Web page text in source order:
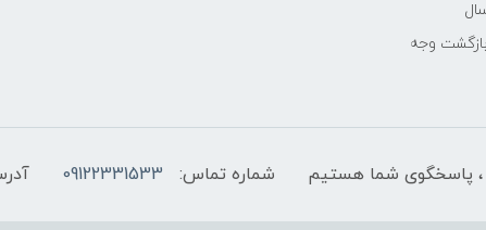
وجه
پاسخگوی شما هستیم شماره تماس: 09122331533